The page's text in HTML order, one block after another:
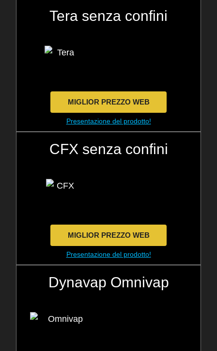
Tera senza confini
MIGLIOR PREZZO WEB
Presentazione del prodotto!
CFX senza confini
MIGLIOR PREZZO WEB
Presentazione del prodotto!
Dynavap Omnivap